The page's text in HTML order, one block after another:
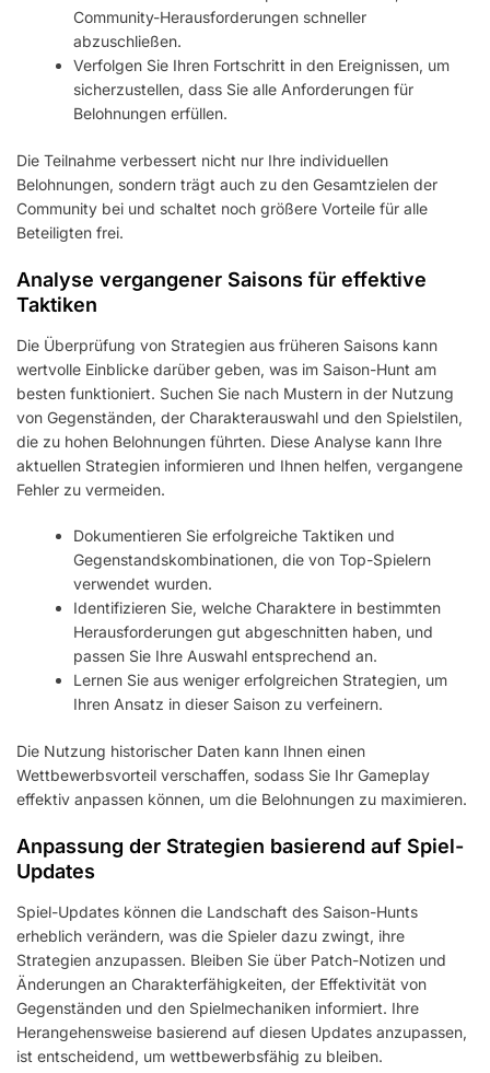
Community-Herausforderungen schneller
abzuschließen.
Verfolgen Sie Ihren Fortschritt in den Ereignissen, um
sicherzustellen, dass Sie alle Anforderungen für
Belohnungen erfüllen.
Die Teilnahme verbessert nicht nur Ihre individuellen
Belohnungen, sondern trägt auch zu den Gesamtzielen der
Community bei und schaltet noch größere Vorteile für alle
Beteiligten frei.
Analyse vergangener Saisons für effektive
Taktiken
Die Überprüfung von Strategien aus früheren Saisons kann
wertvolle Einblicke darüber geben, was im Saison-Hunt am
besten funktioniert. Suchen Sie nach Mustern in der Nutzung
von Gegenständen, der Charakterauswahl und den Spielstilen,
die zu hohen Belohnungen führten. Diese Analyse kann Ihre
aktuellen Strategien informieren und Ihnen helfen, vergangene
Fehler zu vermeiden.
Dokumentieren Sie erfolgreiche Taktiken und
Gegenstandskombinationen, die von Top-Spielern
verwendet wurden.
Identifizieren Sie, welche Charaktere in bestimmten
Herausforderungen gut abgeschnitten haben, und
passen Sie Ihre Auswahl entsprechend an.
Lernen Sie aus weniger erfolgreichen Strategien, um
Ihren Ansatz in dieser Saison zu verfeinern.
Die Nutzung historischer Daten kann Ihnen einen
Wettbewerbsvorteil verschaffen, sodass Sie Ihr Gameplay
effektiv anpassen können, um die Belohnungen zu maximieren.
Anpassung der Strategien basierend auf Spiel-
Updates
Spiel-Updates können die Landschaft des Saison-Hunts
erheblich verändern, was die Spieler dazu zwingt, ihre
Strategien anzupassen. Bleiben Sie über Patch-Notizen und
Änderungen an Charakterfähigkeiten, der Effektivität von
Gegenständen und den Spielmechaniken informiert. Ihre
Herangehensweise basierend auf diesen Updates anzupassen,
ist entscheidend, um wettbewerbsfähig zu bleiben.